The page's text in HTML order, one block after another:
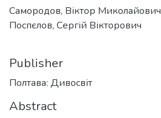
Самородов, Віктор Миколайович
Поспєлов, Сергій Вікторович
Publisher
Полтава: Дивосвіт
Abstract